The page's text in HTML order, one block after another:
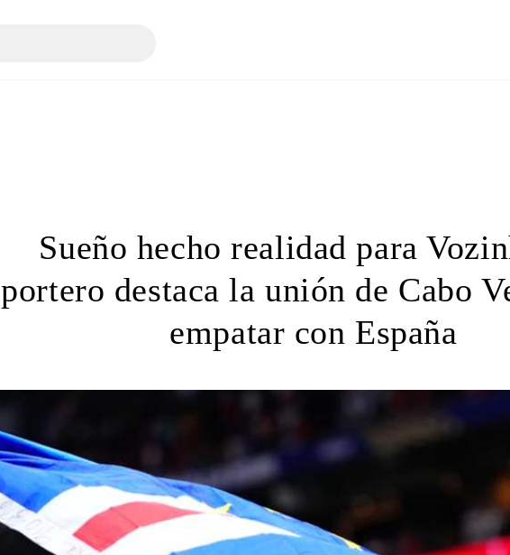
Sueño hecho realidad para
portero destaca la unión de Cabo
empatar con España